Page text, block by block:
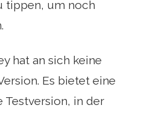
tippen, um noch
hat an sich keine
Es bietet eine
Testversion, in der